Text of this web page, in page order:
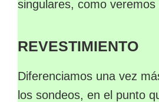
singulares, como veremos
REVESTIMIENTO
Diferenciamos una vez
los sondeos, en el punto